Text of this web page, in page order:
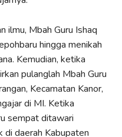
ilmu, Mbah Guru Ishaq
hingga menikah
Kemudian, ketika
pulanglah Mbah Guru
Kecamatan Kanor,
di MI. Ketika
sempat ditawari
di daerah Kabupaten